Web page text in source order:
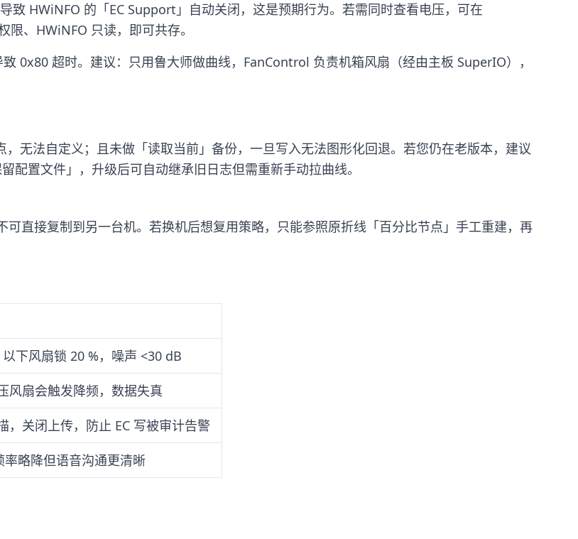
致 HWiNFO 的「EC Support」自动关闭，这是预期行为。若需同时查看电压，可在
、HWiNFO 只读，即可共存。
0x80 超时。建议：只用鲁大师做曲线，FanControl 负责机箱风扇（经由主板 SuperIO），
无法自定义；且未做「读取当前」备份，一旦写入无法图形化回退。若您仍在老版本，建议
配置文件」，升级后可自动继承旧日志但需重新手动拉曲线。
直接复制到另一台机。若换机后想复用策略，只能参照原折线「百分比节点」手工重建，再
下风扇锁 20 %，噪声 <30 dB
风扇会触发降频，数据失真
，关闭上传，防止 EC 写被审计告警
略降但语音沟通更清晰